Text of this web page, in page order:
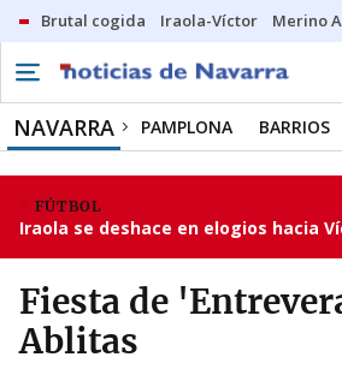
Brutal cogida Iraola-Víctor Merino
NAVARRA PAMPLONA BARRIOS
FÚTBOL
Iraola se deshace en elogios hacia
Fiesta de
Ablitas